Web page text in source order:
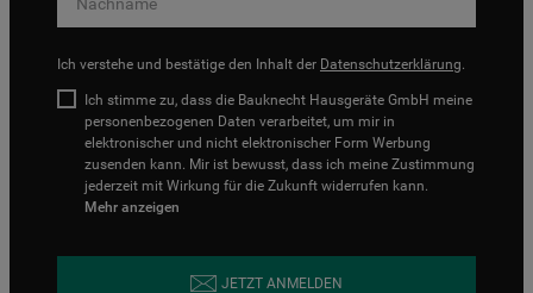
Ich verstehe und bestätige den Inhalt der Datenschutzerklärung.
Ich stimme zu, dass die Bauknecht Hausgeräte GmbH meine
personenbezogenen Daten verarbeitet, um mir in
elektronischer und nicht elektronischer Form Werbung
zusenden kann. Mir ist bewusst, dass ich meine Zustimmung
jederzeit mit Wirkung für die Zukunft widerrufen kann.
Mehr anzeigen
JETZT ANMELDEN